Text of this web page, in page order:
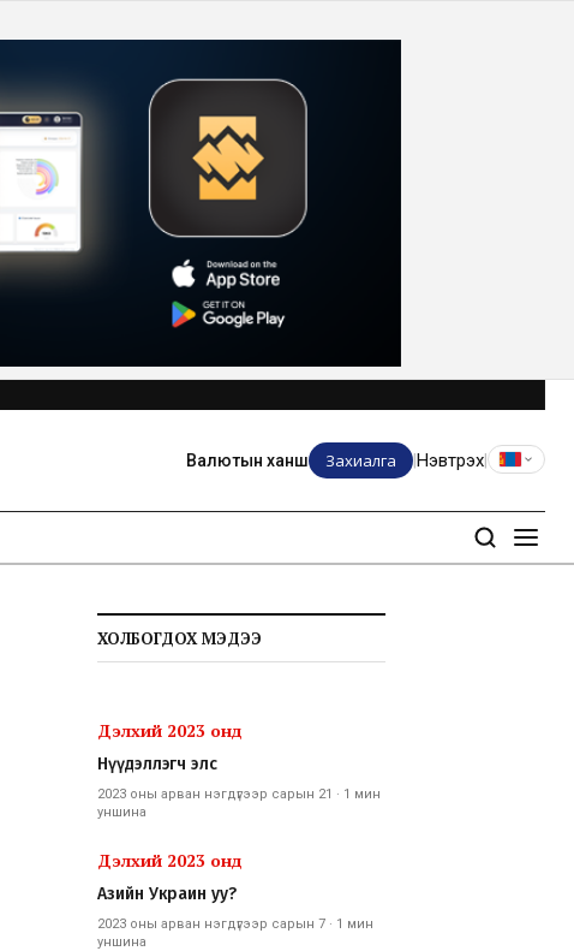
Валютын ханш Захиалга Нэвтрэх
ХОЛБОГДОХ МЭДЭЭ
Дэлхий 2023 онд
Нүүдэллэгч элс
2023 оны арван нэгдүгээр сарын 21 · 1 мин
уншина
Дэлхий 2023 онд
Азийн Украин уу?
2023 оны арван нэгдүгээр сарын 7 · 1 мин
уншина